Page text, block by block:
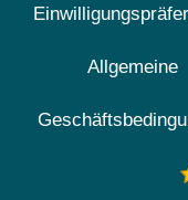
Allgemeine